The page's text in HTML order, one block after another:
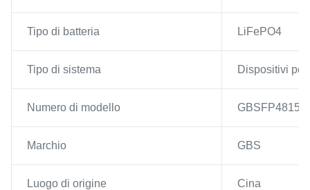
Tipo di batteria LiFePO4
Tipo di sistema Dispositivi
Numero di modello
Marchio GBS
Luogo di origine Cina